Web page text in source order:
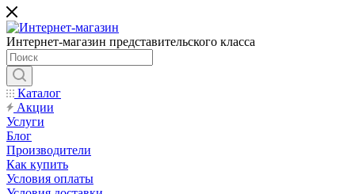
Интернет-магазин представительского класса
Каталог
Акции
Услуги
Блог
Производители
Как купить
Условия оплаты